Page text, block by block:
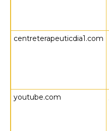
centreterapeuticdia1.com
youtube.com